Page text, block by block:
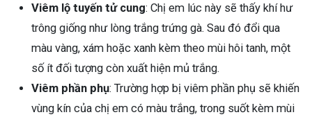
Viêm lộ tuyến tử cung: Chị em lúc này sẽ thấy khí hư
trông giống như lòng trắng trứng gà. Sau đó đổi qua
màu vàng, xám hoặc xanh kèm theo mùi hôi tanh, một
số ít đối tượng còn xuất hiện mủ trắng.
Viêm phần phụ: Trường hợp bị viêm phần phụ sẽ khiến
vùng kín của chị em có màu trắng, trong suốt kèm mùi